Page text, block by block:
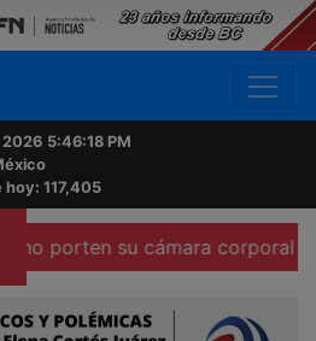
2026 5:46:19 PM
hoy: 117,405
su cámara corporal